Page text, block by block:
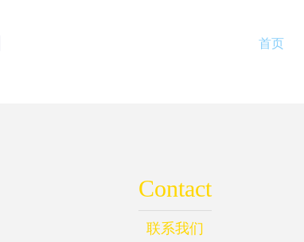
首页
Contact
联系我们